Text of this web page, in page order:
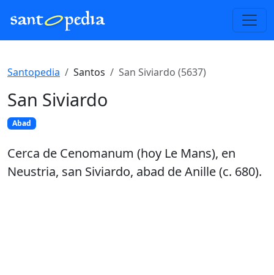
Santopedia Santos San Siviardo (5637)
San Siviardo
Abad
Cerca de Cenomanum (hoy Le Mans), en
Neustria, san Siviardo, abad de Anille (c. 680).